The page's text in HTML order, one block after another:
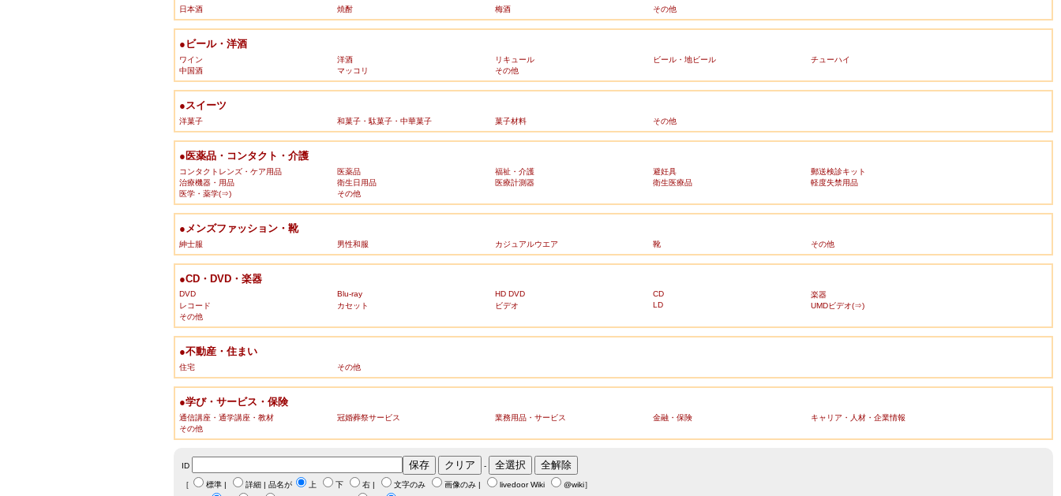
日本酒 焼酎 梅酒 その他
●ビール・洋酒
ワイン 洋酒 リキュール ビール・地ビール
チューハイ
中国酒
マッコリ その他
●スイーツ
洋菓子 和菓子・駄菓子・中華菓子 菓子材料 その他
●医薬品・コンタクト・介護
コンタクトレンズ・ケア用品 医薬品 福祉・介護 避妊具
郵送検診キット
治療機器・用品
衛生日用品 医療計測器 衛生医療品
軽度失禁用品
医学・薬学(⇒)
その他
●メンズファッション・靴
紳士服 男性和服 カジュアルウエア 靴 その他
●CD・DVD・楽器
DVD Blu-ray HD DVD CD
楽器
レコード
カセット ビデオ LD
UMDビデオ(⇒)
その他
●不動産・住まい
住宅 その他
●学び・サービス・保険
通信講座・通学講座・教材 冠婚葬祭サービス 業務用品・サービス 金融・保険
キャリア・人材・企業情報
その他
ID -
［ 標準 | 詳細 | 品名が 上 下 右 | 文字のみ 画像のみ | livedoor Wiki @wiki］